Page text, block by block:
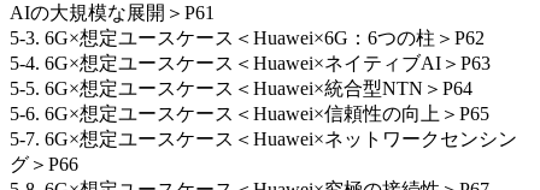
AIの大規模な展開＞P61
5-3. 6G×想定ユースケース＜Huawei×6G：6つの柱＞P62
5-4. 6G×想定ユースケース＜Huawei×ネイティブAI＞P63
5-5. 6G×想定ユースケース＜Huawei×統合型NTN＞P64
5-6. 6G×想定ユースケース＜Huawei×信頼性の向上＞P65
5-7. 6G×想定ユースケース＜Huawei×ネットワークセンシン
グ＞P66